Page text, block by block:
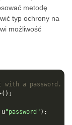
metodę
typ ochrony na
możliwość
a password.
();
u"password" );